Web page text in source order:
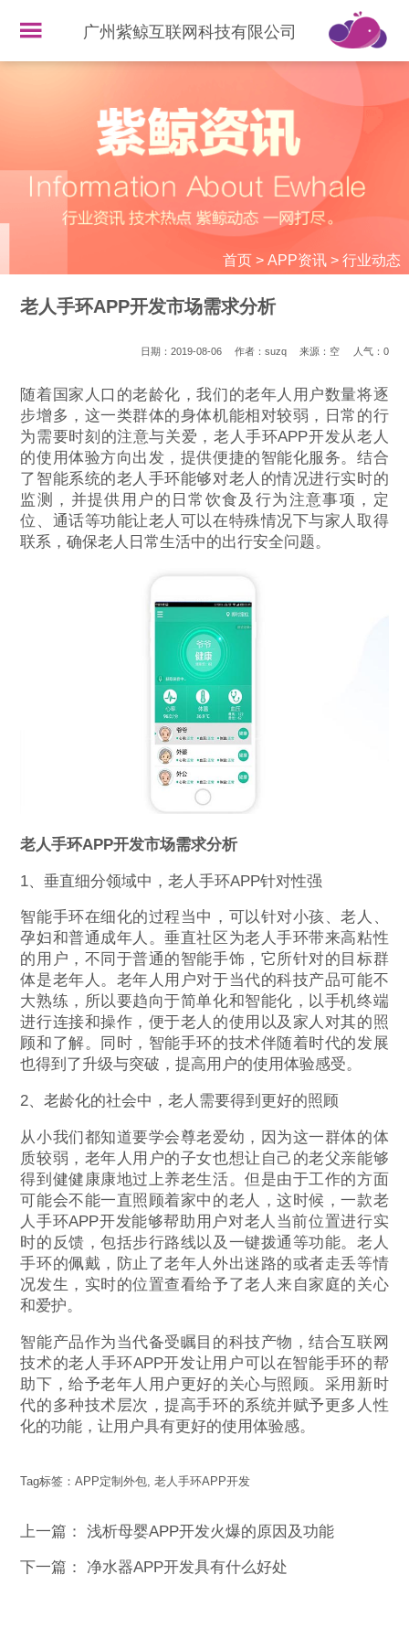
广州紫鲸互联网科技有限公司
首页> APP资讯> 行业动态
老人手环APP开发市场需求分析
日期：2019-08-06 作者：suzq 来源：空 人气： 0
随着国家人口的老龄化，我们的老年人用户数量将逐
步增多，这一类群体的身体机能相对较弱，日常的行
为需要时刻的注意与关爱，老人手环APP开发从老人
的使用体验方向出发，提供便捷的智能化服务。结合
了智能系统的老人手环能够对老人的情况进行实时的
监测，并提供用户的日常饮食及行为注意事项，定
位、通话等功能让老人可以在特殊情况下与家人取得
联系，确保老人日常生活中的出行安全问题。
老人手环APP开发市场需求分析
1、垂直细分领域中，老人手环APP针对性强
智能手环在细化的过程当中，可以针对小孩、老人、
孕妇和普通成年人。垂直社区为老人手环带来高粘性
的用户，不同于普通的智能手饰，它所针对的目标群
体是老年人。老年人用户对于当代的科技产品可能不
大熟练，所以要趋向于简单化和智能化，以手机终端
进行连接和操作，便于老人的使用以及家人对其的照
顾和了解。同时，智能手环的技术伴随着时代的发展
也得到了升级与突破，提高用户的使用体验感受。
2、老龄化的社会中，老人需要得到更好的照顾
从小我们都知道要学会尊老爱幼，因为这一群体的体
质较弱，老年人用户的子女也想让自己的老父亲能够
得到健健康康地过上养老生活。但是由于工作的方面
可能会不能一直照顾着家中的老人，这时候，一款老
人手环APP开发能够帮助用户对老人当前位置进行实
时的反馈，包括步行路线以及一键拨通等功能。老人
手环的佩戴，防止了老年人外出迷路的或者走丢等情
况发生，实时的位置查看给予了老人来自家庭的关心
和爱护。
智能产品作为当代备受瞩目的科技产物，结合互联网
技术的老人手环APP开发让用户可以在智能手环的帮
助下，给予老年人用户更好的关心与照顾。采用新时
代的多种技术层次，提高手环的系统并赋予更多人性
化的功能，让用户具有更好的使用体验感。
Tag标签：APP定制外包,老人手环APP开发
上一篇：浅析母婴APP开发火爆的原因及功能
下一篇：净水器APP开发具有什么好处